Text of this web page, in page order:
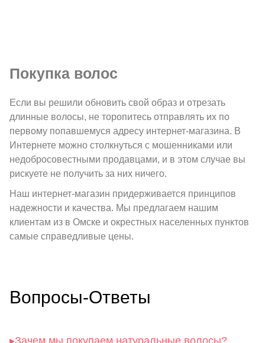
Покупка волос
Если вы решили обновить свой образ и отрезать
длинные волосы, не торопитесь отправлять их по
первому попавшемуся адресу интернет-магазина. В
Интернете можно столкнуться с мошенниками или
недобросовестными продавцами, и в этом случае вы
рискуете не получить за них ничего.
Наш интернет-магазин придерживается принципов
надежности и качества. Мы предлагаем нашим
клиентам из в Омске и окрестных населенных пунктов
самые справедливые цены.
Вопросы-Ответы